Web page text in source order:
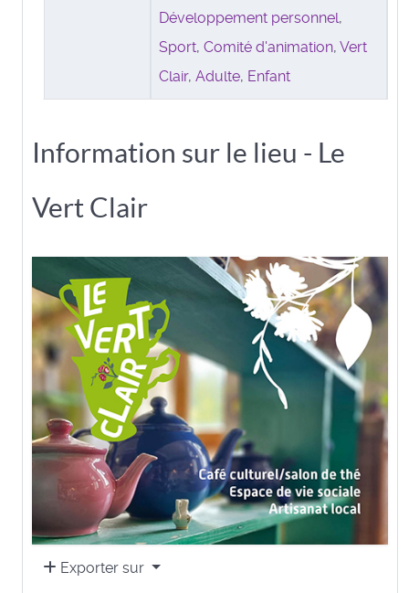
Développement personnel,
Sport, Comité d'animation, Vert
Clair, Adulte, Enfant
Information sur le lieu - Le
Vert Clair
Exporter sur